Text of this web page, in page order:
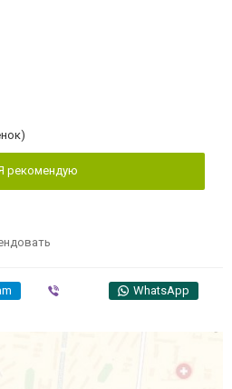
рекомендую
WhatsApp